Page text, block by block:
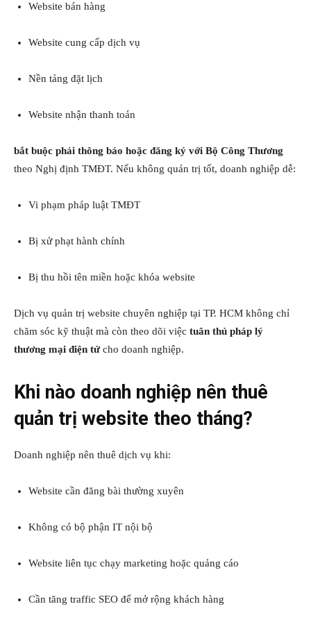
Website bán hàng
Website cung cấp dịch vụ
Nền tảng đặt lịch
Website nhận thanh toán
bắt buộc phải thông báo hoặc đăng ký với Bộ Công Thương
theo Nghị định TMĐT. Nếu không quản trị tốt, doanh nghiệp dễ:
Vi phạm pháp luật TMĐT
Bị xử phạt hành chính
Bị thu hồi tên miền hoặc khóa website
Dịch vụ quản trị website chuyên nghiệp tại TP. HCM không chỉ
chăm sóc kỹ thuật mà còn theo dõi việc tuân thủ pháp lý
thương mại điện tử cho doanh nghiệp.
Khi nào doanh nghiệp nên thuê
quản trị website theo tháng?
Doanh nghiệp nên thuê dịch vụ khi:
Website cần đăng bài thường xuyên
Không có bộ phận IT nội bộ
Website liên tục chạy marketing hoặc quảng cáo
Cần tăng traffic SEO để mở rộng khách hàng